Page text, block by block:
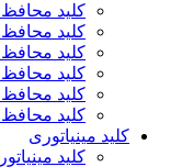
کلید
کلید
کلید
کلید
کلید
کلید
کلید مینیاتوری
کلید